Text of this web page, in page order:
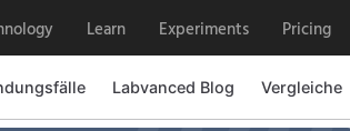
Learn Experiments Pricing
Labvanced Blog Vergleiche